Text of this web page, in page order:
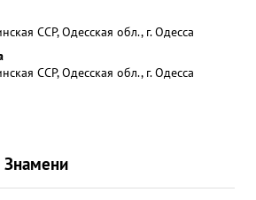
ССР, Одесская обл., г. Одесса
ССР, Одесская обл., г. Одесса
Знамени